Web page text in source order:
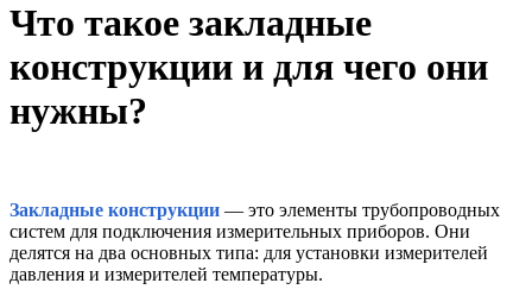
Что такое закладные
конструкции и для чего они
нужны?
Закладные конструкции — это элементы трубопроводных
систем для подключения измерительных приборов. Они
делятся на два основных типа: для установки измерителей
давления и измерителей температуры.